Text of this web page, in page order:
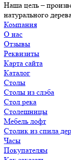
Наша цель –
натурального
Компания
О нас
Отзывы
Реквизиты
Карта сайта
Каталог
Столы
Столы из слэба
Стол река
Столешницы
Мебель лофт
Столик из спила
Часы
Покупателям